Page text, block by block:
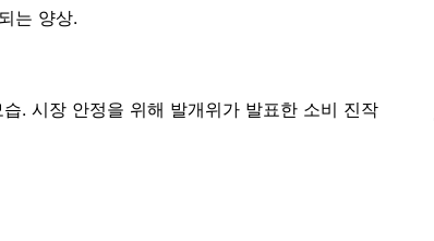
는 양상.
. 시장 안정을 위해 발개위가 발표한 소비 진작